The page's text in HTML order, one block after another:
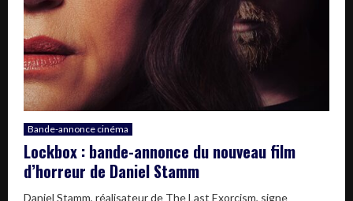
Bande-annonce cinéma
Lockbox : bande-annonce du nouveau film
d’horreur de Daniel Stamm
Daniel Stamm, réalisateur de The Last Exorcism, signe